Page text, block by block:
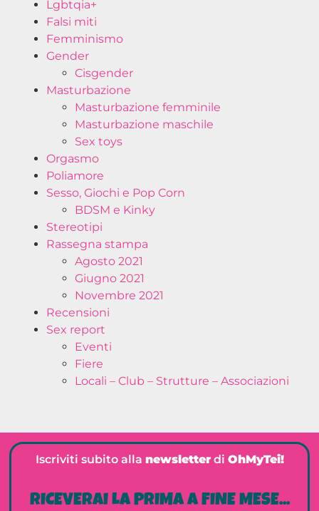
Lgbtqia+
Falsi miti
Femminismo
Gender
Cisgender
Masturbazione
Masturbazione femminile
Masturbazione maschile
Sex toys
Orgasmo
Poliamore
Sesso, Giochi e Pop Corn
BDSM e Kinky
Stereotipi
Rassegna stampa
Agosto 2021
Giugno 2021
Novembre 2021
Recensioni
Sex report
Eventi
Fiere
Locali – Club – Strutture – Associazioni
Iscriviti subito alla newsletterdi OhMyTei!
RICEVERAI LA PRIMA A FINE MESE...